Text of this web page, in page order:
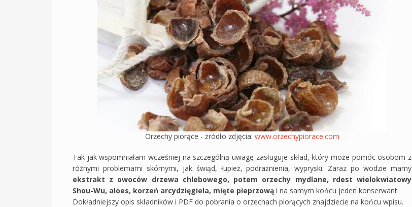
Orzechy piorące - żródło zdjęcia: www.orzechypiorace.com
Tak jak wspomniałam wcześniej na szczególną uwagę zasługuje skład, który może pomóc osobom z
różnymi problemami skórnymi, jak świąd, łupież, podrażnienia, wypryski. Zaraz po wodzie mamy
ekstrakt z owoców drzewa chlebowego, potem orzechy mydlane, rdest wielokwiatowy
Shou-Wu, aloes, korzeń arcydzięgiela, mięte pieprzową i na samym końcu jeden konserwant.
Dokładniejszy opis składników i PDF do pobrania o orzechach piorących znajdziecie na końcu wpisu.